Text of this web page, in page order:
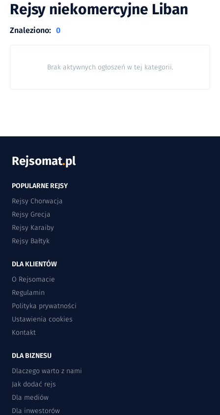
Rejsy niekomercyjne Liban
Znaleziono: 0
Brak aktywnych ogłoszeń w tej kategorii.
Rejsomat.pl
POPULARNE REJSY
Rejsy Chorwacja
Rejsy Grecja
Rejsy Karaiby
Rejsy Bałtyk
DLA KLIENTÓW
O Rejsomacie
Regulamin
Polityka prywatności
Ustawienia cookies
Kontakt
DLA BIZNESU
Dlaczego warto z nami
Jak dodać rejs
Dla mediów
Dla inwestorów